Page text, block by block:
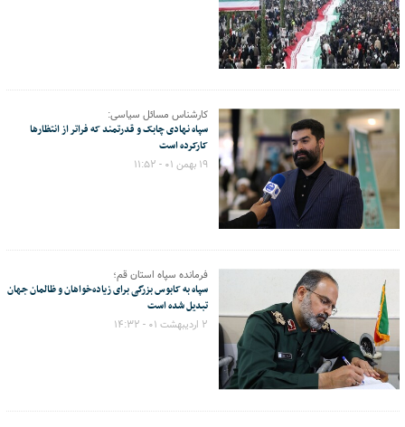
کارشناس مسائل سیاسی:
سپاه نهادی چابک و قدرتمند که فراتر از انتظارها
کارکرده است
۱۹ بهمن ۰۱ - ۱۱:۵۲
فرمانده سپاه استان قم؛
سپاه به کابوس بزرگی برای زیاده‌خواهان و ظالمان جهان
تبدیل شده است
۲ اردیبهشت ۰۱ - ۱۴:۳۲